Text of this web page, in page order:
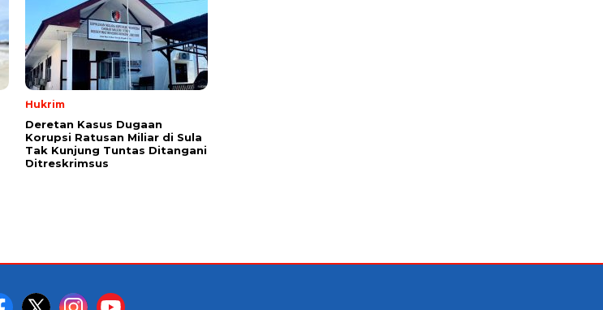
Hukrim
Deretan Kasus Dugaan
Korupsi Ratusan Miliar di Sula
Tak Kunjung Tuntas Ditangani
Ditreskrimsus